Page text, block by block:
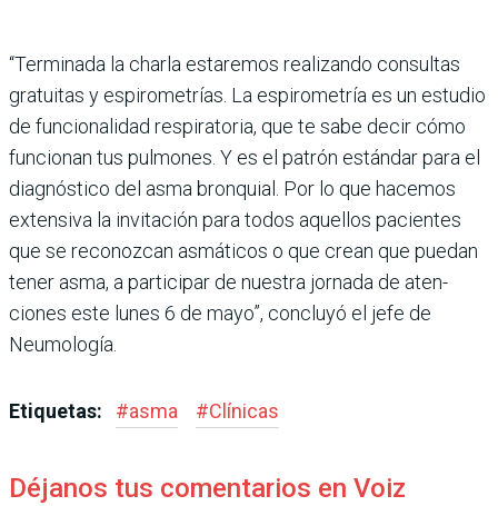
“Terminada la charla esta­remos realizando consultas
gratuitas y espirometrías. La espirometría es un estudio
de funcionalidad respiratoria, que te sabe decir cómo
fun­cionan tus pulmones. Y es el patrón estándar para el
diag­nóstico del asma bronquial. Por lo que hacemos
extensiva la invitación para todos aque­llos pacientes
que se reconoz­can asmáticos o que crean que puedan
tener asma, a partici­par de nuestra jornada de aten­
ciones este lunes 6 de mayo”, concluyó el jefe de
Neumología.
Etiquetas: #asma #Clínicas
Déjanos tus comentarios en Voiz